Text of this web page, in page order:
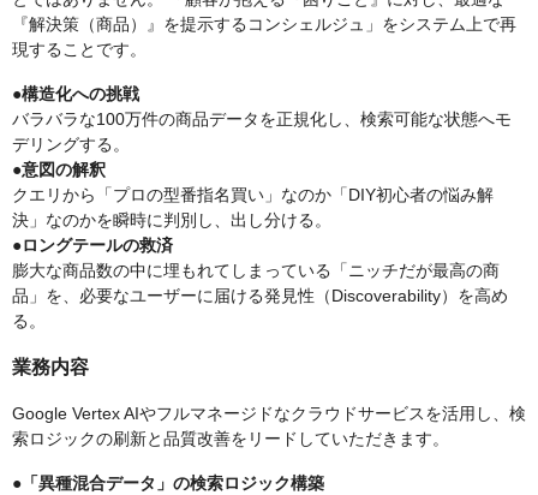
『解決策（商品）』を提示するコンシェルジュ」をシステム上で再
現することです。
●構造化への挑戦
バラバラな100万件の商品データを正規化し、検索可能な状態へモ
デリングする。
●意図の解釈
クエリから「プロの型番指名買い」なのか「DIY初心者の悩み解
決」なのかを瞬時に判別し、出し分ける。
●ロングテールの救済
膨大な商品数の中に埋もれてしまっている「ニッチだが最高の商
品」を、必要なユーザーに届ける発見性（Discoverability）を高め
る。
業務内容
Google Vertex AIやフルマネージドなクラウドサービスを活用し、検
索ロジックの刷新と品質改善をリードしていただきます。
●「異種混合データ」の検索ロジック構築